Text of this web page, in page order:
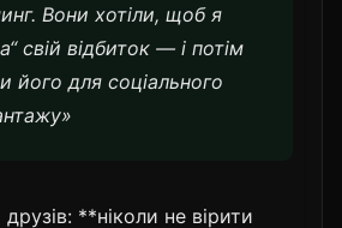
Вони хотіли, щоб я
свій відбиток — і потім
його для соціального
**ніколи не вірити